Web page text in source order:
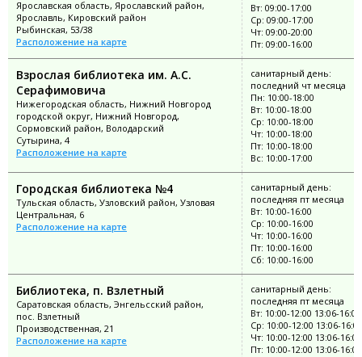
Ярославская область, Ярославский район,
Ярославль, Кировский район
Рыбинская, 53/38
Расположение на карте
Вт: 09:00-17:00
Ср: 09:00-17:00
Чт: 09:00-20:00
Пт: 09:00-16:00
Взрослая библиотека им. А.С.
Серафимовича
Нижегородская область, Нижний Новгород
городской округ, Нижний Новгород,
Сормовский район, Володарский
Сутырина, 4
Расположение на карте
санитарный день:
последний чт месяца
Пн: 10:00-18:00
Вт: 10:00-18:00
Ср: 10:00-18:00
Чт: 10:00-18:00
Пт: 10:00-18:00
Вс: 10:00-17:00
Городская библиотека №4
Тульская область, Узловский район, Узловая
Центральная, 6
Расположение на карте
санитарный день:
последняя пт месяца
Вт: 10:00-16:00
Ср: 10:00-16:00
Чт: 10:00-16:00
Пт: 10:00-16:00
Сб: 10:00-16:00
Библиотека, п. Взлетный
Саратовская область, Энгельсский район,
пос. Взлетный
Производственная, 21
Расположение на карте
санитарный день:
последняя пт месяца
Вт: 10:00-12:00 13:06-16:00
Ср: 10:00-12:00 13:06-16:00
Чт: 10:00-12:00 13:06-16:00
Пт: 10:00-12:00 13:06-16:00